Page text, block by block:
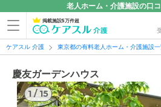
老人ホーム・介護施設の口
掲載施設5万件超
ケアスル 介護 東京都の有料老人ホーム・介護施設
慶友ガーデンハウス
1/ 15